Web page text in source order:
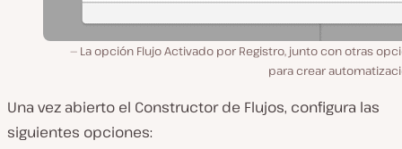
La opción Flujo Activado por Registro, junto con otras
para crear
Una vez abierto el Constructor de Flujos, configura las
siguientes opciones: